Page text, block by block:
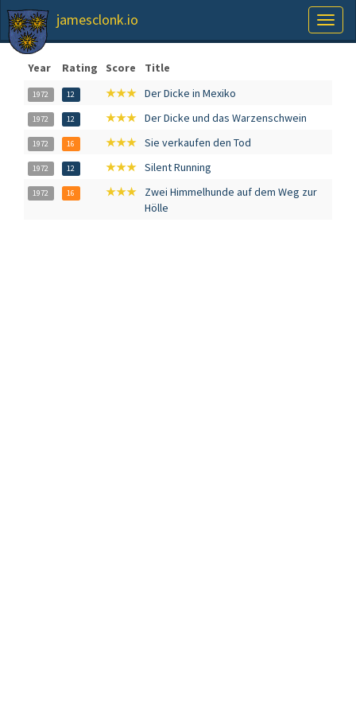
jamesclonk.io
Year Rating Score Title
1972 12 ★★★ Der Dicke in Mexiko
1972 12 ★★★ Der Dicke und das Warzenschwein
1972 16 ★★★ Sie verkaufen den Tod
1972 12 ★★★ Silent Running
1972 16 ★★★
Zwei Himmelhunde auf dem Weg zur
Hölle